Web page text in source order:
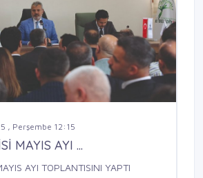
, Perşembe 12:15
MAYIS AYI ...
AYI TOPLANTISINI YAPTI